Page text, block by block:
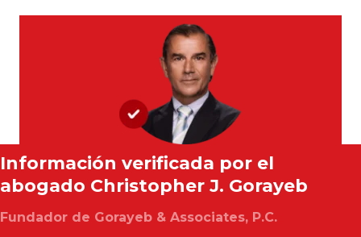
Información verificada por el
abogado Christopher J. Gorayeb
Fundador de Gorayeb & Associates, P.C.